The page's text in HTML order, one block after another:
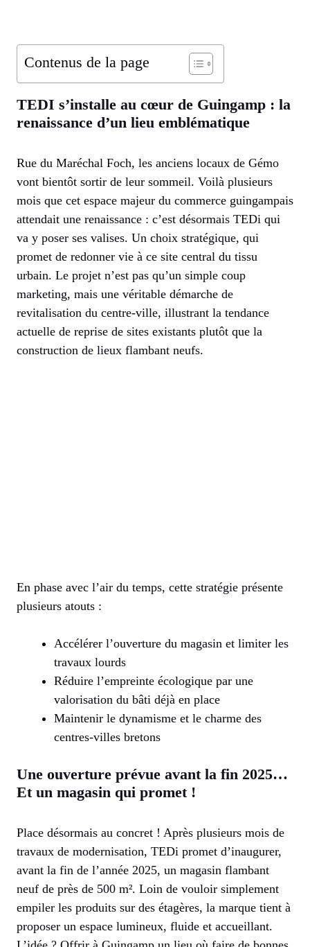
Contenus de la page
TEDI s’installe au cœur de Guingamp : la
renaissance d’un lieu emblématique
Rue du Maréchal Foch, les anciens locaux de Gémo
vont bientôt sortir de leur sommeil. Voilà plusieurs
mois que cet espace majeur du commerce guingampais
attendait une renaissance : c’est désormais TEDi qui
va y poser ses valises. Un choix stratégique, qui
promet de redonner vie à ce site central du tissu
urbain. Le projet n’est pas qu’un simple coup
marketing, mais une véritable démarche de
revitalisation du centre-ville, illustrant la tendance
actuelle de reprise de sites existants plutôt que la
construction de lieux flambant neufs.
En phase avec l’air du temps, cette stratégie présente
plusieurs atouts :
Accélérer l’ouverture du magasin et limiter les
travaux lourds
Réduire l’empreinte écologique par une
valorisation du bâti déjà en place
Maintenir le dynamisme et le charme des
centres-villes bretons
Une ouverture prévue avant la fin 2025…
Et un magasin qui promet !
Place désormais au concret ! Après plusieurs mois de
travaux de modernisation, TEDi promet d’inaugurer,
avant la fin de l’année 2025, un magasin flambant
neuf de près de 500 m². Loin de vouloir simplement
empiler les produits sur des étagères, la marque tient à
proposer un espace lumineux, fluide et accueillant.